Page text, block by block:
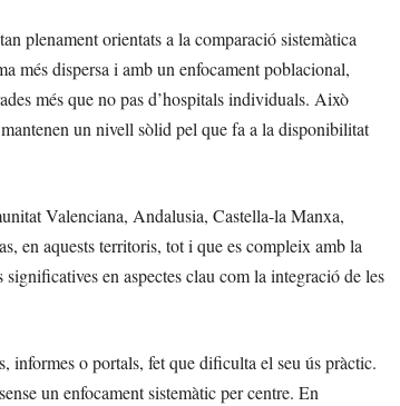
plenament orientats a la comparació sistemàtica
més dispersa i amb un enfocament poblacional,
més que no pas d’hospitals individuals. Això
un nivell sòlid pel que fa a la disponibilitat
Valenciana, Andalusia, Castella-la Manxa,
en aquests territoris, tot i que es compleix amb la
en aspectes clau com la integració de les
informes o portals, fet que dificulta el seu ús pràctic.
un enfocament sistemàtic per centre. En